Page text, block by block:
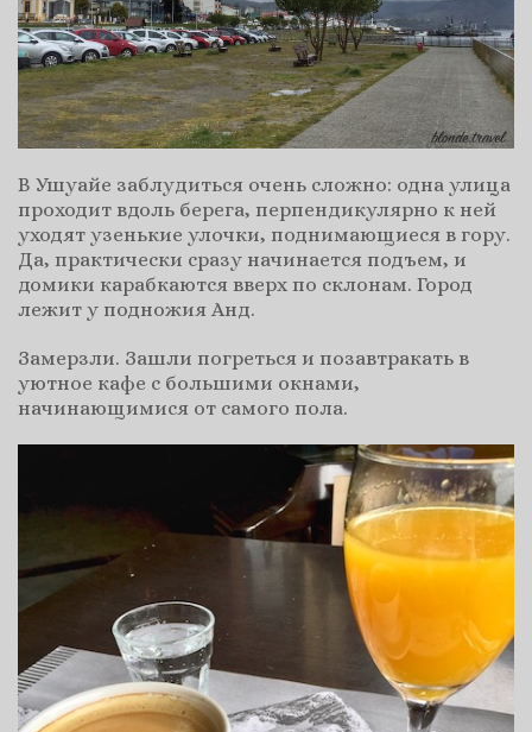
В Ушуайе заблудиться очень сложно: одна улица
проходит вдоль берега, перпендикулярно к ней
уходят узенькие улочки, поднимающиеся в гору.
Да, практически сразу начинается подъем, и
домики карабкаются вверх по склонам. Город
лежит у подножия Анд.
Замерзли. Зашли погреться и позавтракать в
уютное кафе с большими окнами,
начинающимися от самого пола.